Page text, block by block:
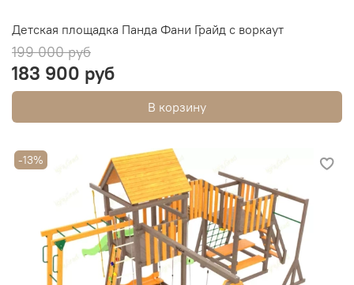
Детская площадка Панда Фани Грайд с воркаут
199 000 руб
183 900 руб
В корзину
-13%